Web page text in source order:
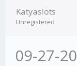
Katyaslots
Unregistered
09-27-